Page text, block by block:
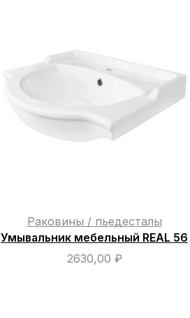
Раковины / пьедесталы
Умывальник мебельный REAL 56
2630,00 ₽